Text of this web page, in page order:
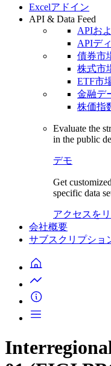
Excelアドイン
API & Data Feed
APIお
APIデ
債券市
株式市
ETF市
金融デ
株価指
Evaluate the
in the public
デモ
Get
specific data
アクセスを
会社概要
サブスクリプショ